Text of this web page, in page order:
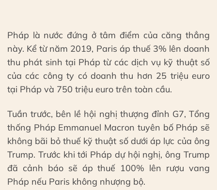
Pháp là nước đứng ở tâm điểm của căng thẳng
này. Kể từ năm 2019, Paris áp thuế 3% lên doanh
thu phát sinh tại Pháp từ các dịch vụ kỹ thuật số
của các công ty có doanh thu hơn 25 triệu euro
tại Pháp và 750 triệu euro trên toàn cầu.
Tuần trước, bên lề hội nghị thượng đỉnh G7, Tổng
thống Pháp Emmanuel Macron tuyên bố Pháp sẽ
không bãi bỏ thuế kỹ thuật số dưới áp lực của ông
Trump. Trước khi tới Pháp dự hội nghị, ông Trump
đã cảnh báo sẽ áp thuế 100% lên rượu vang
Pháp nếu Paris không nhượng bộ.